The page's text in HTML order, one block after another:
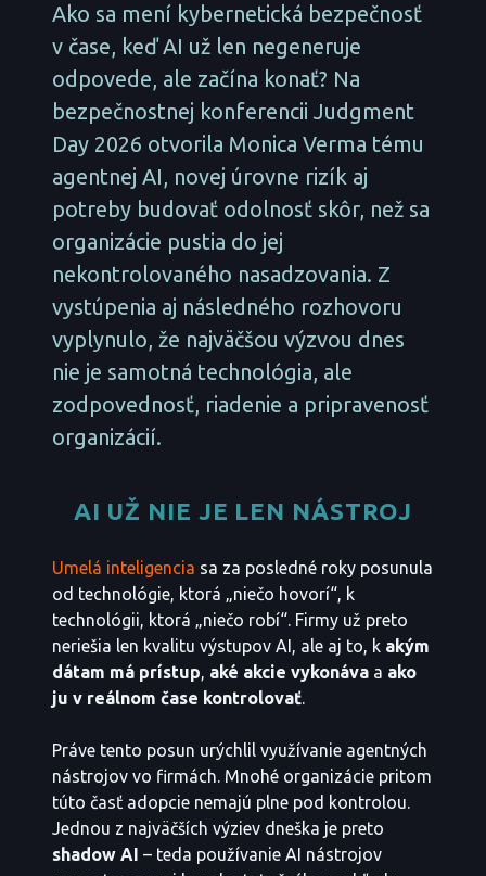
Ako sa mení kybernetická bezpečnosť
v čase, keď AI už len negeneruje
odpovede, ale začína konať? Na
bezpečnostnej konferencii Judgment
Day 2026 otvorila Monica Verma tému
agentnej AI, novej úrovne rizík aj
potreby budovať odolnosť skôr, než sa
organizácie pustia do jej
nekontrolovaného nasadzovania. Z
vystúpenia aj následného rozhovoru
vyplynulo, že najväčšou výzvou dnes
nie je samotná technológia, ale
zodpovednosť, riadenie a pripravenosť
organizácií.
AI UŽ NIE JE LEN NÁSTROJ
Umelá inteligencia sa za posledné roky posunula
od technológie, ktorá „niečo hovorí“, k
technológii, ktorá „niečo robí“. Firmy už preto
neriešia len kvalitu výstupov AI, ale aj to, k akým
dátam má prístup, aké akcie vykonávaa ako
ju v reálnom čase kontrolovať.
Práve tento posun urýchlil využívanie agentných
nástrojov vo firmách. Mnohé organizácie pritom
túto časť adopcie nemajú plne pod kontrolou.
Jednou z najväčších výziev dneška je preto
shadow AI – teda používanie AI nástrojov